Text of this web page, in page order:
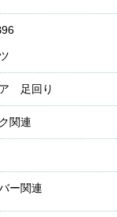
足回り
関連
ー関連